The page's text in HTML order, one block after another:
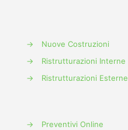
→
Nuove Costruzioni
→
Ristrutturazioni Interne
→
Ristrutturazioni Esterne
→
Preventivi Online